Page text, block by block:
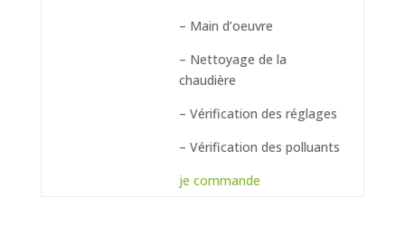
– Main d’oeuvre
– Nettoyage de la
chaudière
– Vérification des réglages
– Vérification des polluants
je commande